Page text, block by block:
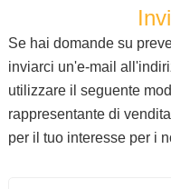
Se hai domande su
inviarci un'e-mail
utilizzare il seguente
rappresentante di
per il tuo interesse per i